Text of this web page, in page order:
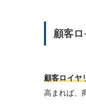
顧客
顧客ロイヤ
高まれば、